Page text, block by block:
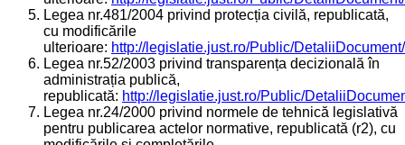
Legea nr.481/2004 privind protecția civilă, republicată,
cu modificările
ulterioare: http://legislatie.just.ro/Public/
Legea nr.52/2003 privind transparența decizională în
administrația publică,
republicată: http://legislatie.just.ro/Public/
Legea nr.24/2000 privind normele de tehnică legislativă
pentru publicarea actelor normative, republicată (r2), cu